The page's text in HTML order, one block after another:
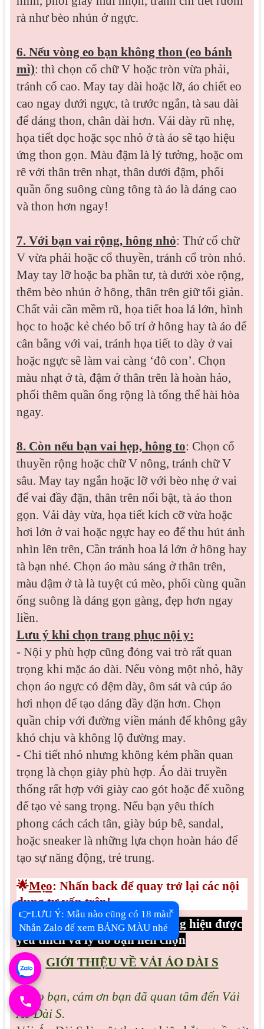
rà như bèo nhún ở ngực.
6. Nếu vòng eo bạn không thon (eo bánh
mì): thì chọn cổ chữ V hoặc tròn vừa phải,
tránh cổ cao. May tay dài hoặc lỡ, áo chiết eo
cao ngay dưới ngực, tà trước ngắn, tà sau dài
để dáng thon, chân dài hơn. Vải dày rũ nhẹ,
họa tiết dọc hoặc sọc nhỏ ở tà áo sẽ tạo hiệu
ứng thon gọn. Màu đậm là lý tưởng, hoặc om
rê với thân trên nhạt, thân dưới đậm, phối
quần ống suông cùng tông tà áo là dáng cao
và thon hơn ngay!
7. Với bạn vai rộng, hông nhỏ: Thử cổ chữ
V vừa phải hoặc cổ thuyền, tránh cổ tròn nhỏ.
May tay lỡ hoặc ba phần tư, tà dưới xòe rộng,
thêm bèo nhún ở hông, thân trên giữ tối giản.
Chất vải cần mềm rũ, họa tiết hoa lá lớn, hình
học to hoặc kẻ chéo bố trí ở hông hay tà áo để
cân bằng với vai, tránh họa tiết to dày ở vai
hoặc ngực sẽ làm vai càng ‘đô con’. Chọn
màu nhạt ở tà, đậm ở thân trên là hoàn hảo,
phối thêm quần ống rộng là tổng thể hài hòa
ngay.
8. Còn nếu bạn vai hẹp, hông to: Chọn cổ
thuyền rộng hoặc chữ V nông, tránh chữ V
sâu. May tay ngắn hoặc lỡ với bèo nhẹ ở vai
để vai đầy đặn, thân trên nổi bật, tà áo thon
gọn. Vải dày vừa, họa tiết kích cỡ vừa hoặc
hơi lớn ở vai hoặc ngực hay eo để thu hút ánh
nhìn lên trên, Cần tránh hoa lá lớn ở hông hay
tà bạn nhé. Chọn áo màu sáng ở thân trên,
màu đậm ở tà là tuyệt cú mèo, phối cùng quần
ống suông là dáng gọn gàng, đẹp hơn ngay
liền.
Lưu ý khi chọn trang phục nội y:
- Nội y phù hợp cũng đóng vai trò rất quan
trọng khi mặc áo dài. Nếu vòng một nhỏ, hãy
chọn áo ngực có đệm dày, ôm sát và cúp áo
hơi nhọn để tạo dáng đầy đặn hơn. Chọn
quần chip với đường viền mảnh để không gây
khó chịu và không lộ đường may.
- Chi tiết nhỏ nhưng không kém phần quan
trọng là chọn giày phù hợp. Áo dài truyền
thống rất hợp với giày cao gót hoặc đế xuồng
để tạo vẻ sang trọng. Nếu bạn yêu thích
phong cách cách tân, giày búp bê, sandal,
hoặc sneaker là những lựa chọn hoàn hảo để
tạo sự năng động, trẻ trung.
🌟Mẹo: Nhấn back để quay trở lại các nội
dung tư vấn trên!
Phần 5: Vải Áo Dài S – Thương hiệu được
yêu thích và lý do bạn nên chọn
GIỚI THIỆU VỀ VẢI ÁO DÀI S
Chào bạn, cảm ơn bạn đã quan tâm đến Vải
Áo Dài S.
×
👉LƯU Ý: Mẫu nào cũng có 18 màu
Nhắn Zalo để xem BẢNG MÀU nhé